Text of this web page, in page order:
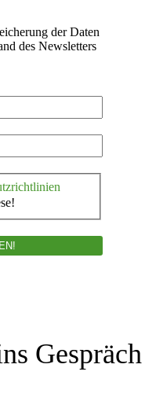
der Daten
des Newsletters
Gespräch